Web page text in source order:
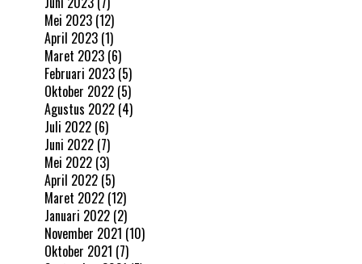
Mei 2023 (12)
April 2023 (1)
Maret 2023 (6)
Februari 2023 (5)
Oktober 2022 (5)
Agustus 2022 (4)
Juli 2022 (6)
Juni 2022 (7)
Mei 2022 (3)
April 2022 (5)
Maret 2022 (12)
Januari 2022 (2)
November 2021 (10)
Oktober 2021 (7)